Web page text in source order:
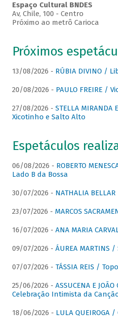
Espaço Cultural BNDES
Av, Chile, 100 - Centro
Próximo ao metrô Carioca
Próximos
13/08/2026 - RÚBIA DIVINO /
20/08/2026 - PAULO FREIRE /
27/08/2026 - STELLA MIRANDA
Xicotinho e Salto Alto
Espetáculos
06/08/2026 - ROBERTO
Lado B da Bossa
30/07/2026 - NATHALIA
23/07/2026 - MARCOS
16/07/2026 - ANA MARIA
09/07/2026 - ÁUREA MARTINS
07/07/2026 - TÁSSIA REIS /
25/06/2026 - ASSUCENA E
Celebração Intimista da
18/06/2026 - LULA QUEIROGA